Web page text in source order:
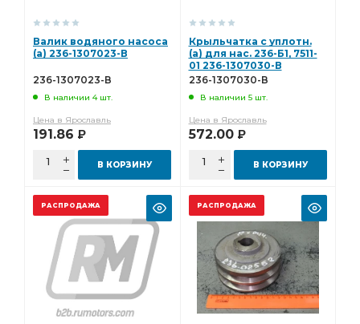
Валик водяного насоса
(а) 236-1307023-В
236-1307023-В
В наличии 4 шт.
Цена в Ярославль
191.86 Р
В КОРЗИНУ
Крыльчатка с уплотн.
(а) для нас. 236-Б1, 7511-
01 236-1307030-В
236-1307030-В
В наличии 5 шт.
Цена в Ярославль
572.00 Р
В КОРЗИНУ
РАСПРОДАЖА РАСПРОДАЖА